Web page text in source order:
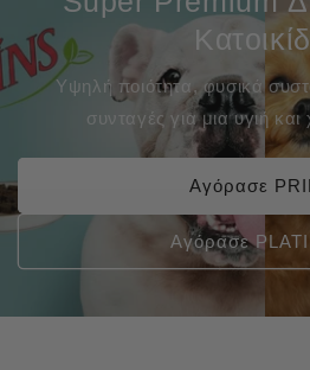
Υψηλή ποιότητα, φυσικά
συνταγές για μια υγιή
Αγόρασε
Αγόρασε